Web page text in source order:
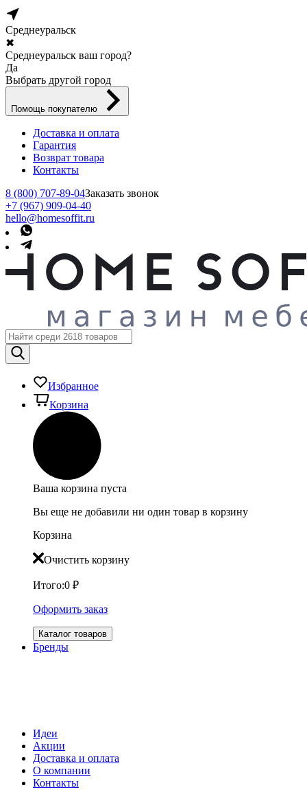
Среднеуральск
✖
Среднеуральск ваш город?
Да
Выбрать другой город
Помощь покупателю
Доставка и оплата
Гарантия
Возврат товара
Контакты
8 (800) 707-89-04Заказать звонок
+7 (967) 909-04-40
hello@homesoffit.ru
Избранное
Корзина
Ваша корзина пуста
Вы еще не добавили ни один товар в корзину
Корзина
Очистить корзину
Итого:0 ₽
Оформить заказ
Каталог товаров
Бренды
Идеи
Акции
Доставка и оплата
О компании
Контакты